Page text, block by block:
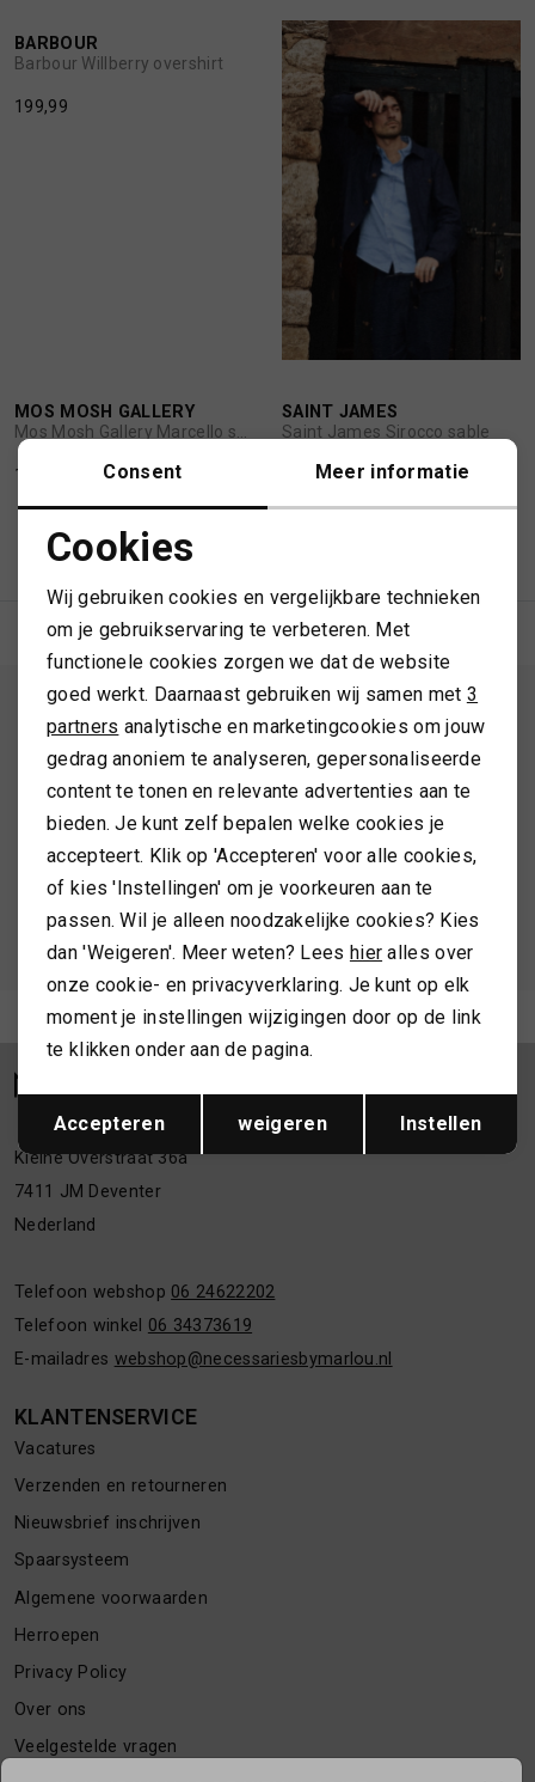
JUMPSUITS
SCHOENEN
SIERADEN
SJAALS
SOKKEN
SPORTKLEDING
TASSEN
VESTEN
SCHOENEN EN REGENLAARZEN
TASSEN EN RUGZAKKEN
VESTEN
1/2
BARBOUR
Barbour Willberry overshirt
199,99
1/2
MOS MOSH GALLERY
159,00
1/2
SAINT JAMES
Saint James Sirocco sable
149,99
ALTIJD ALS EERSTE OP DE HOOGTE ZIJN?
Schrijf je in en ontvang 10% korting op je 1e bestelling
AANMELDEN
Hoe we met je data omgaan? Bekijk dit in onze
privacyverklaring.
Meld je aan voor de nieuwsbrief
Kleine Overstraat 36a
7411 JM Deventer
Nederland
Telefoon webshop 06 24622202
Telefoon winkel 06 34373619
E-mailadres webshop@necessariesbymarlou.nl
KLANTENSERVICE
Vacatures
Verzenden en retourneren
Nieuwsbrief inschrijven
Spaarsysteem
Algemene voorwaarden
Herroepen
Privacy Policy
Over ons
Veelgestelde vragen
Noodzakelijke cookies
Analytische cookies
Marketing cookies
Terug Opslaan
Consent Meer informatie
Cookies
Wij gebruiken cookies en vergelijkbare technieken
om je gebruikservaring te verbeteren. Met
functionele cookies zorgen we dat de website
goed werkt. Daarnaast gebruiken wij samen met 3
partners analytische en marketingcookies om jouw
gedrag anoniem te analyseren, gepersonaliseerde
content te tonen en relevante advertenties aan te
bieden. Je kunt zelf bepalen welke cookies je
accepteert. Klik op 'Accepteren' voor alle cookies,
of kies 'Instellingen' om je voorkeuren aan te
passen. Wil je alleen noodzakelijke cookies? Kies
dan 'Weigeren'. Meer weten? Lees hier alles over
onze cookie- en privacyverklaring. Je kunt op elk
moment je instellingen wijzigingen door op de link
te klikken onder aan de pagina.
Accepteren weigeren Instellen